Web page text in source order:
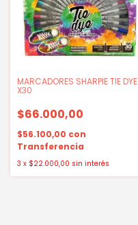
MARCADORES SHARPIE TIE DYE
X30
$66.000,00
$56.100,00 con
Transferencia
3 x $22.000,00 sin interés